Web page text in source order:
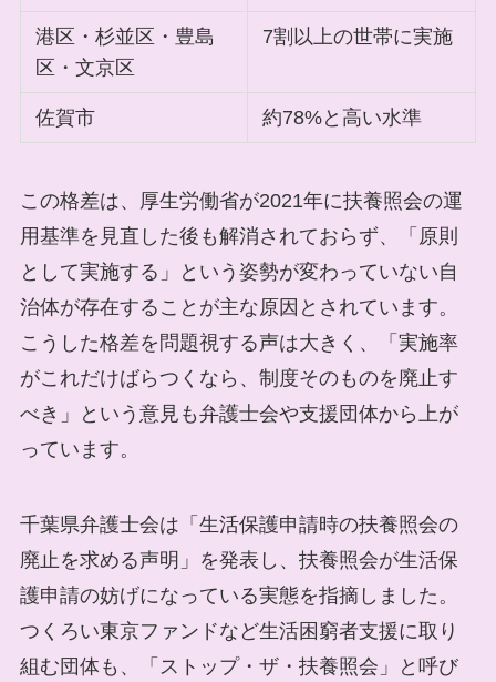
港区・杉並区・豊島
区・文京区
7割以上の世帯に実施
佐賀市 約78%と高い水準
この格差は、厚生労働省が2021年に扶養照会の運
用基準を見直した後も解消されておらず、「原則
として実施する」という姿勢が変わっていない自
治体が存在することが主な原因とされています。
こうした格差を問題視する声は大きく、「実施率
がこれだけばらつくなら、制度そのものを廃止す
べき」という意見も弁護士会や支援団体から上が
っています。
千葉県弁護士会は「生活保護申請時の扶養照会の
廃止を求める声明」を発表し、扶養照会が生活保
護申請の妨げになっている実態を指摘しました。
つくろい東京ファンドなど生活困窮者支援に取り
組む団体も、「ストップ・ザ・扶養照会」と呼び